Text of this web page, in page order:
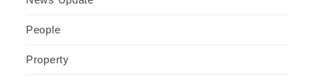
People
Property